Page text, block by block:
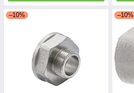
–10% –10%